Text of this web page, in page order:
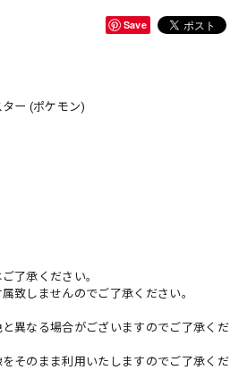
Save
ー (ポケモン)
了承ください。
致しませんのでご了承ください。
異なる場合がございますのでご了承くだ
そのまま利用いたしますのでご了承くだ